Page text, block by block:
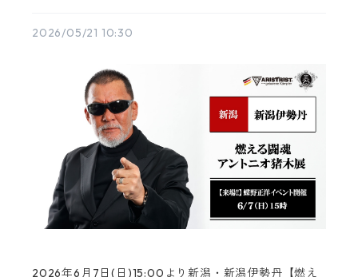
2026/05/21 10:30
2026年6月7日(日)15:00より新潟・新潟伊勢丹【燃え